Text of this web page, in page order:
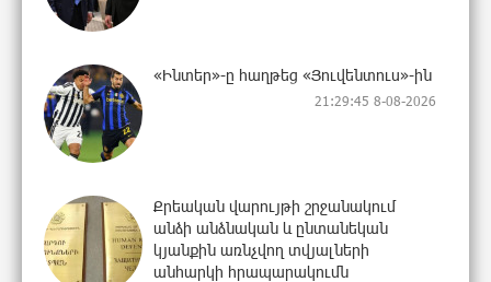
«Ինտեր»-ը հաղթեց «Յուվենտուս»-ին
21:29:45 8-08-2026
Քրեական վարույթի շրջանակում
անձի անձնական և ընտանեկան
կյանքին առնչվող տվյալների
անհարկի հրապարակումն